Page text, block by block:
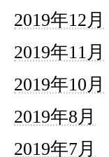
2019年12月
2019年11月
2019年10月
2019年8月
2019年7月